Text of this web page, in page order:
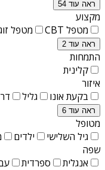
ראה עוד 54
מקצוע
מטפל CBT
מטפל
ראה עוד 2
התמחות
קלינית
איזור
בקעת אונו
גליל
ראה עוד 6
מטופל
גיל השלישי
ילדים
שפה
אנגלית
ספרדית